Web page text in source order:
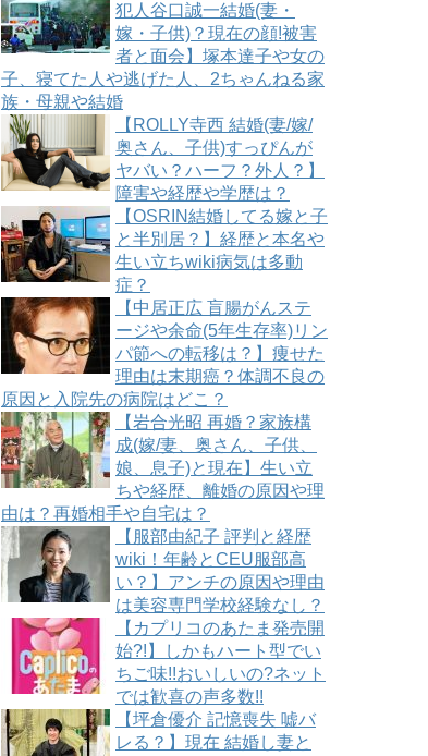
犯人谷口誠一結婚(妻・
嫁・子供)？現在の顔!被害
者と面会】塚本達子や女の
子、寝てた人や逃げた人、2ちゃんねる家
族・母親や結婚
【ROLLY寺西 結婚(妻/嫁/
奥さん、子供)すっぴんが
ヤバい？ハーフ？外人？】
障害や経歴や学歴は？
【OSRIN結婚してる嫁と子
と半別居？】経歴と本名や
生い立ちwiki病気は多動
症？
【中居正広 盲腸がんステ
ージや余命(5年生存率)リン
パ節への転移は？】痩せた
理由は末期癌？体調不良の
原因と入院先の病院はどこ？
【岩合光昭 再婚？家族構
成(嫁/妻、奥さん、子供、
娘、息子)と現在】生い立
ちや経歴、離婚の原因や理
由は？再婚相手や自宅は？
【服部由紀子 評判と経歴
wiki！年齢とCEU服部高
い？】アンチの原因や理由
は美容専門学校経験なし？
【カプリコのあたま発売開
始?!】しかもハート型でい
ちご味!!おいしいの?ネット
では歓喜の声多数!!
【坪倉優介 記憶喪失 嘘バ
レる？】現在 結婚し妻と